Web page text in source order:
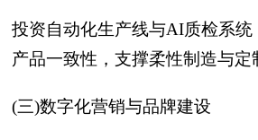
投资自动化生产线与AI质检系
产品一致性，支撑柔性制造与定
(三)数字化营销与品牌建设